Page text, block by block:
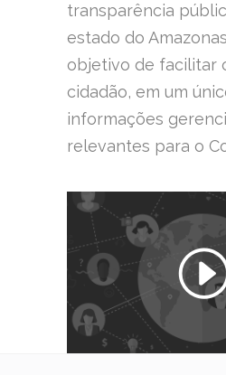
transparência
estado do
objetivo de facilitar
cidadão, em um
informações
relevantes para o